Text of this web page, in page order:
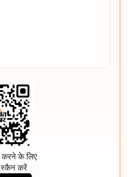
करने के लिए
करें